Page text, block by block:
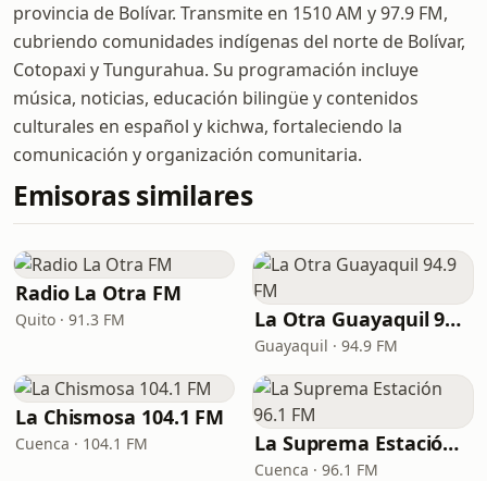
provincia de Bolívar. Transmite en 1510 AM y 97.9 FM,
cubriendo comunidades indígenas del norte de Bolívar,
Cotopaxi y Tungurahua. Su programación incluye
música, noticias, educación bilingüe y contenidos
culturales en español y kichwa, fortaleciendo la
comunicación y organización comunitaria.
Emisoras similares
Radio La Otra FM
Quito · 91.3 FM La Otra Guayaquil 94.9 FM
Guayaquil · 94.9 FM
La Chismosa 104.1 FM
Cuenca · 104.1 FM La Suprema Estación 96.1 FM
Cuenca · 96.1 FM